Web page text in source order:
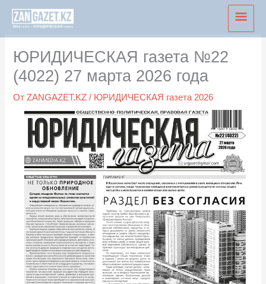
Перейти
содержимому
ЮРИДИЧЕСКАЯ газета №22
(4022) 27 марта 2026 года
ОтZANGAZET.KZ/ ЮРИДИЧЕСКАЯ газета 2026